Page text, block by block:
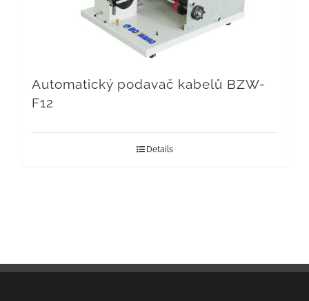
Automatický podavač kabelů BZW-
F12
Details